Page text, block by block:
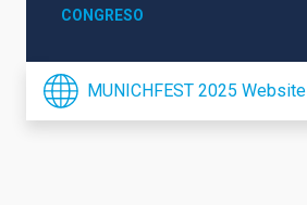
CONGRESO
MUNICHFEST 2025 Website